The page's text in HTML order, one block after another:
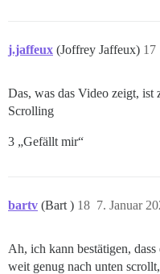
j.jaffeux (Joffrey Jaffeux) 17
Das, was das Video zeigt, ist
Scrolling
3 „Gefällt mir“
bartv (Bart ) 7. Januar
18
Ah, ich kann bestätigen,
weit genug nach unten